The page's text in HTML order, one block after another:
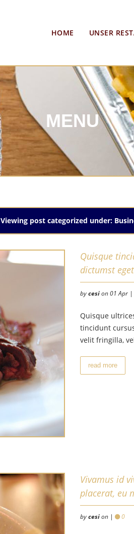
HOME UNSER
MENU
Viewing post categorized under:
Quisque
dictumst
bycesion 01 Apr |
Quisque
tincidunt
velit fringilla,
read more
Vivamus id
placerat, eu
bycesion | 0